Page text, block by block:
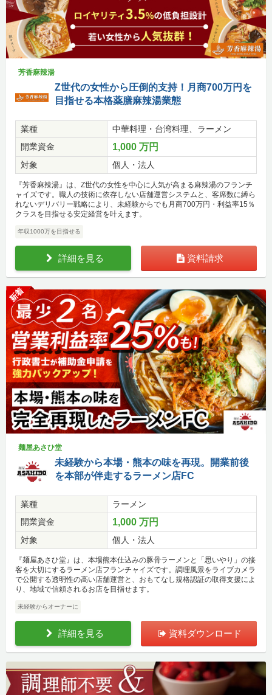
芳香麻辣湯
Z世代の女性から圧倒的支持！月商700万円を
目指せる本格薬膳麻辣湯業態
業種
中華料理・台湾料理、ラーメン
開業資金
1,000 万円
対象 個人・法人
『芳香麻辣湯』は、Z世代の女性を中心に人気が高まる麻辣湯のフランチ
ャイズです。職人の技術に依存しない店舗運営システムと、客席数に縛ら
れないデリバリー戦略により、未経験からでも月商700万円・利益率15％
クラスを目指せる安定経営を叶えます。
年収1000万を目指せる
詳細を見る 資料請求
新着
麺屋あさひ堂
未経験から本場・熊本の味を再現。開業前後
を本部が伴走するラーメン店FC
業種
ラーメン
開業資金
1,000 万円
対象 個人・法人
『麺屋あさひ堂』は、本場熊本仕込みの豚骨ラーメンと「思いやり」の接
客を大切にするラーメン店フランチャイズです。調理風景をライブカメラ
で公開する透明性の高い店舗運営と、おもてなし規格認証の取得支援によ
り、地域で信頼されるお店を目指せます。
未経験からオーナーに
詳細を見る 資料ダウンロード